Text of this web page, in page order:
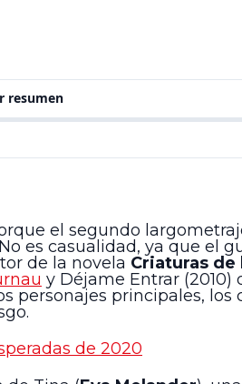
resumen
el segundo
es casualidad, ya que el
de la novela Criaturas de
y Déjame Entrar (2010)
personajes principales,
de 2020